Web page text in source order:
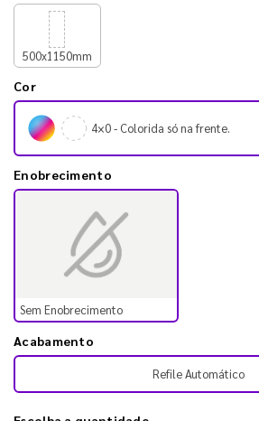
500x1150mm
Cor
4×0 - Colorida só na frente.
Enobrecimento
Sem Enobrecimento
Acabamento
Refile Automático